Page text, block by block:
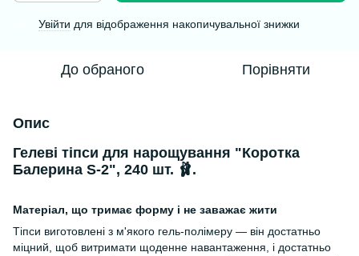
Увійти для відображення накопичувальної знижки
До обраного Порівняти
Опис
Гелеві тіпси для нарощування "Коротка
Балерина S-2", 240 шт. 🩰.
Матеріал, що тримає форму і не заважає жити
Тіпси виготовлені з м'якого гель-полімеру — він достатньо
міцний, щоб витримати щоденне навантаження, і достатньо